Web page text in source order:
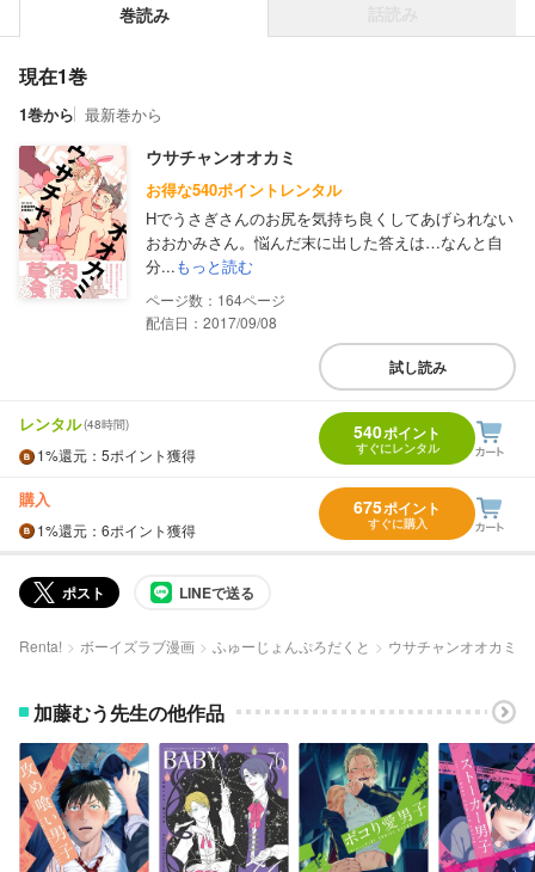
巻読み
現在1巻
1巻から 最新巻から
ウサチャンオオカミ
お得な540ポイントレンタル
Hでうさぎさんのお尻を気持ち良くしてあげられない
おおかみさん。悩んだ末に出した答えは…なんと自
分...もっと読む
164
配信日：2017/09/08
試し読み
レンタル(48時間)
1%還元 ：5ポイント獲得
540ポイント
すぐにレンタル
購入
1%還元 ：6ポイント獲得
675ポイント
すぐに購入
ポスト LINEで送る
Renta! ボーイズラブ漫画 ふゅーじょんぷろだくと ウサチャンオオカミ
加藤むう先生の他作品